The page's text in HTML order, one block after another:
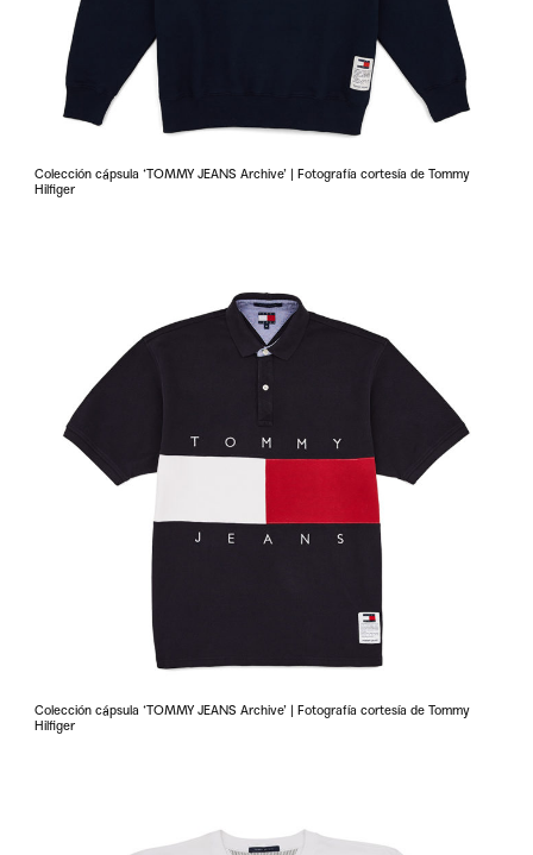
Colección cápsula ‘TOMMY JEANS Archive’ | Fotografía cortesía de Tommy
Hilfiger
Colección cápsula ‘TOMMY JEANS Archive’ | Fotografía cortesía de Tommy
Hilfiger